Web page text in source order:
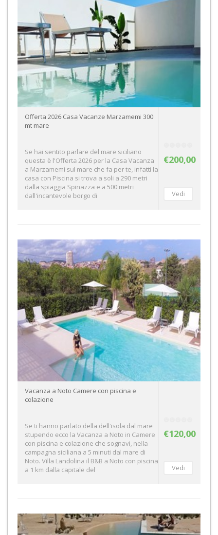
€200,00
Offerta 2026 Casa Vacanze Marzamemi 300
mt mare
Se hai sentito parlare del mare siciliano
questa è l'Offerta 2026 per la Casa Vacanza
a Marzamemi sul mare che fa per te, infatti la
casa con Piscina si trova a soli a 290 metri
dalla spiaggia Spinazza e a 500 metri
dall'incantevole borgo di
€120,00
Vacanza a Noto Camere con piscina e
colazione
Se ti hanno parlato della dell'isola dal mare
stupendo ecco la Vacanza a Noto in Camere
con piscina e colazione che sognavi, nella
campagna siciliana a 5 minuti dal mare di
Noto. Villa Landolina il B&B a Noto con piscina
a 1 km dalla capitale del